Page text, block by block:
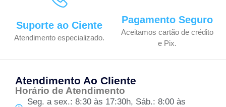
Suporte ao Ciente
Atendimento especializado.
Pagamento Seguro
Aceitamos cartão de crédito
e Pix.
Atendimento Ao Cliente
Horário de Atendimento
Seg. a sex.: 8:30 às 17:30h, Sáb.: 8:00 às